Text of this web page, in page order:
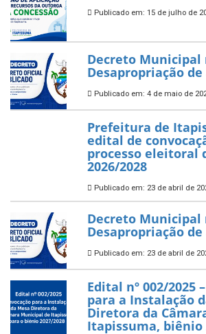
Publicado em: 15 de julho de
Decreto Municipal
Desapropriação de
Publicado em: 4 de maio de
Prefeitura de
edital de
processo eleitoral
2026/2028
Publicado em: 23 de abril de
Decreto Municipal
Desapropriação de
Publicado em: 23 de abril de
Edital nº 002/2025
para a Instalação
Diretora da
Itapissuma, biênio